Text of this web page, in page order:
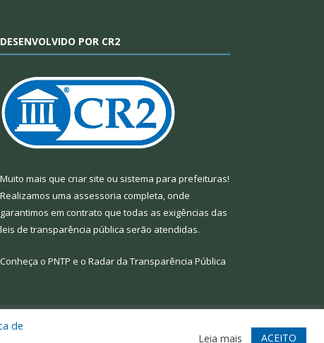
DESENVOLVIDO POR CR2
Muito mais que criar site ou sistema para prefeituras!
Realizamos uma assessoria completa, onde
garantimos em contrato que todas as exigências das
leis de transparência pública serão atendidas.
Conheça o PNTP e o Radar da Transparência Pública
Acessar Webmail
de
Leia mais ACEITO